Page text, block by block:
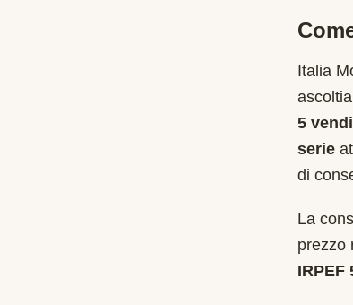
Italia
5
serie
di
La
prezzo
IRPEF